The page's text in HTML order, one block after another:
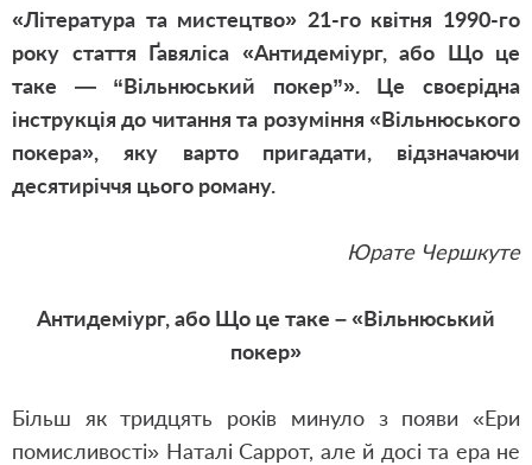
«Література та мистецтво» 21-го квітня 1990-го
року стаття Ґавяліса «Антидеміург, або Що це
таке — “Вільнюський покер”». Це своєрідна
інструкція до читання та розуміння «Вільнюського
покера», яку варто пригадати, відзначаючи
десятиріччя цього роману.
Юрате Чершкуте
Антидеміург, або Що це таке – «Вільнюський
покер»
Більш як тридцять років минуло з появи «Ери
помисливості» Наталі Саррот, але й досі та ера не